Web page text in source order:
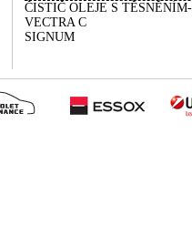
ČISTIČ OLEJE S
VECTRA C
SIGNUM